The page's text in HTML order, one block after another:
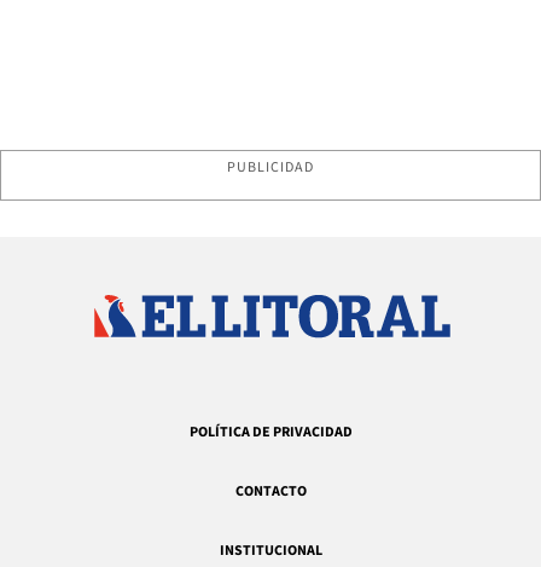
PUBLICIDAD
POLÍTICA DE PRIVACIDAD
CONTACTO
INSTITUCIONAL